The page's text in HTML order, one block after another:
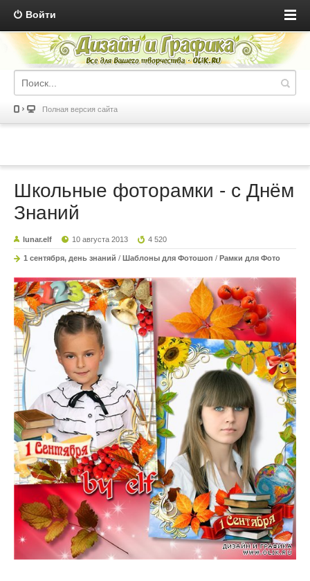
Войти
Полная версия сайта
Школьные фоторамки - с Днём
Знаний
lunar.elf 10 августа 2013 4 520
1 сентября, день знаний / Шаблоны для Фотошоп / Рамки для Фото